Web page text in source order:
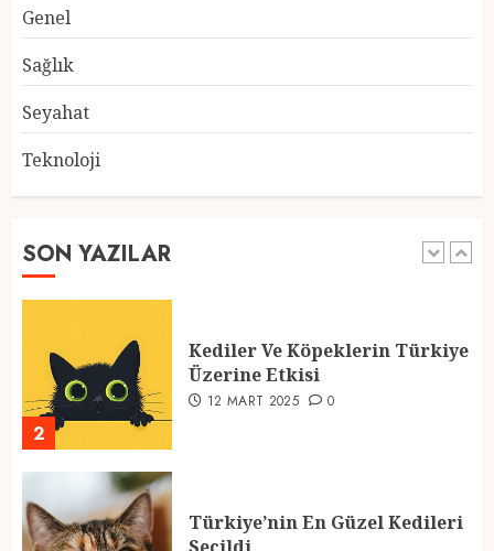
Genel
Sağlık
Seyahat
Teknoloji
SON YAZILAR
5
1
2025 En İyi Yaz Tatilleri
2
Kediler Ve Köpeklerin Türkiye
Üzerine Etkisi
12 MART 2025 0
Türkiye’nin En Güzel Kedileri